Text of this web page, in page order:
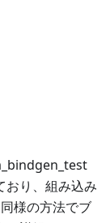
おり、組み込み
様の方法でブ